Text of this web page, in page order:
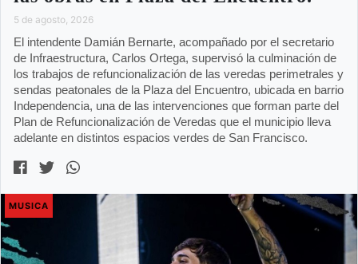
5 de agosto, 2026
El intendente Damián Bernarte, acompañado por el secretario
de Infraestructura, Carlos Ortega, supervisó la culminación de
los trabajos de refuncionalización de las veredas perimetrales y
sendas peatonales de la Plaza del Encuentro, ubicada en barrio
Independencia, una de las intervenciones que forman parte del
Plan de Refuncionalización de Veredas que el municipio lleva
adelante en distintos espacios verdes de San Francisco.
MUSICA